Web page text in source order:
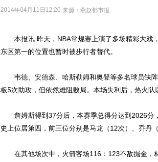
2014年04月11日12:20 来源： 燕赵都市报
本报讯 昨天， NBA常规赛上演了多场精彩大戏
东区第一的位置也暂时被步行者替代。
韦德 安德森 、哈斯勒姆和奥登等多名球员缺
板5次助攻，但依然难阻败局。本场失利后，热火队
詹姆斯得到37分后，本赛季总得分达到2026分
史上位居第四，前三位分别是马龙 （12次）、 乔丹
在其他场次中，火箭客场116：123不敌掘金，